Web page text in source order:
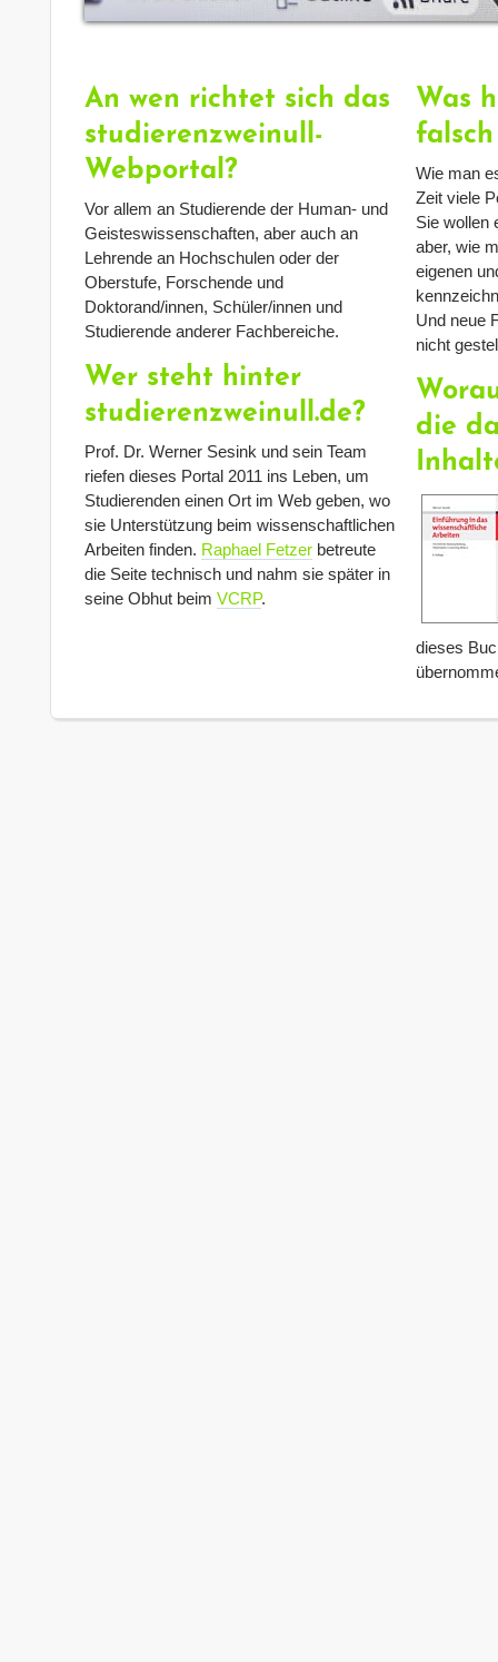
An wen richtet sich das
studierenzweinull-
Webportal?
Vor allem an Studierende der Human- und
Geisteswissenschaften, aber auch an
Lehrende an Hochschulen oder der
Oberstufe, Forschende und
Doktorand/innen, Schüler/innen und
Studierende anderer Fachbereiche.
Wer steht hinter
studierenzweinull.de?
Prof. Dr. Werner Sesink und sein Team
riefen dieses Portal 2011 ins Leben, um
Studierenden einen Ort im Web geben, wo
sie Unterstützung beim wissenschaftlichen
Arbeiten finden. Raphael Fetzer betreute
die Seite technisch und nahm sie später in
seine Obhut beim VCRP.
Was
Wie man
Zeit viele
Sie wollen
aber, wie
eigenen
Und neue
nicht
die
dieses